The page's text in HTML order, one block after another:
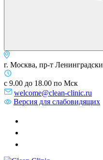
г. Москва, пр-т
с 9.00 до 18.00 по Мск
welcome@clean-clinic.ru
Версия для слабовидящих